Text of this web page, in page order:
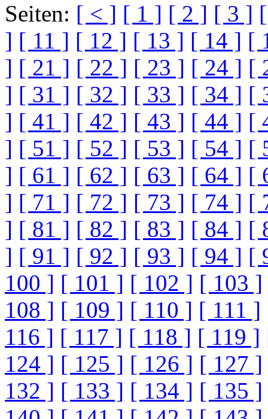
Seiten: [ < ] [ 1 ] [ 2 ] [ 3 ]
] [ 11 ] [ 12 ] [ 13 ] [ 14 ] [
] [ 21 ] [ 22 ] [ 23 ] [ 24 ] [
] [ 31 ] [ 32 ] [ 33 ] [ 34 ] [
] [ 41 ] [ 42 ] [ 43 ] [ 44 ] [
] [ 51 ] [ 52 ] [ 53 ] [ 54 ] [
] [ 61 ] [ 62 ] [ 63 ] [ 64 ] [
] [ 71 ] [ 72 ] [ 73 ] [ 74 ] [
] [ 81 ] [ 82 ] [ 83 ] [ 84 ] [
] [ 91 ] [ 92 ] [ 93 ] [ 94 ] [
100 ] [ 101 ] [ 102 ] [ 103 ]
108 ] [ 109 ] [ 110 ] [ 111 ]
116 ] [ 117 ] [ 118 ] [ 119 ]
124 ] [ 125 ] [ 126 ] [ 127 ]
132 ] [ 133 ] [ 134 ] [ 135 ]